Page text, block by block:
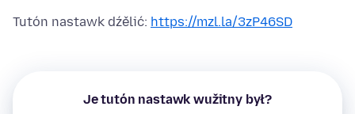
Tutón nastawk dźělić: https://mzl.la/3zP46SD
Je tutón nastawk wužitny był?